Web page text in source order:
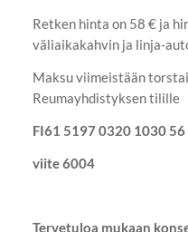
Retken hinta on 58 € ja
väliaikakahvin ja linja-
Maksu viimeistään
Reumayhdistyksen tilille
FI61 5197 0320 1030 56
viite 6004
Tervetuloa mukaan